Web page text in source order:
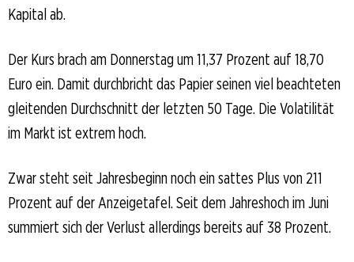
Kapital ab.
Der Kurs brach am Donnerstag um 11,37 Prozent auf 18,70
Euro ein. Damit durchbricht das Papier seinen viel beachteten
gleitenden Durchschnitt der letzten 50 Tage. Die Volatilität
im Markt ist extrem hoch.
Zwar steht seit Jahresbeginn noch ein sattes Plus von 211
Prozent auf der Anzeigetafel. Seit dem Jahreshoch im Juni
summiert sich der Verlust allerdings bereits auf 38 Prozent.